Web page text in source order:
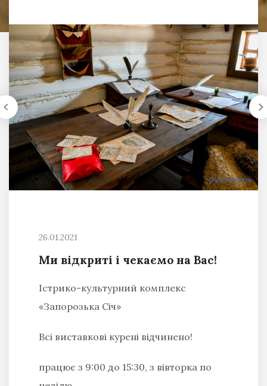
26.01.2021
Ми відкриті і чекаємо на Вас!
Істрико-культурний комплекс
«Запорозька Січ»
Всі виставкові курені відчинено!
працює з 9:00 до 15:30, з вівторка по